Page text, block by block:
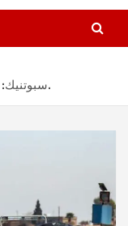
سبوتنيك: مبادرة روسية لوقف الأعمال القتالية في درعا.